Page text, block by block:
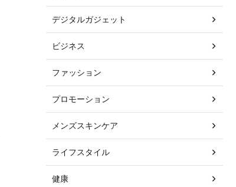
デジタルガジェット
ビジネス
ファッション
プロモーション
メンズスキンケア
ライフスタイル
健康